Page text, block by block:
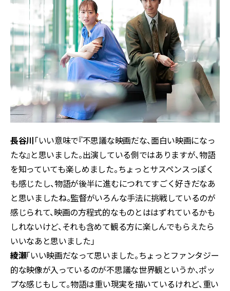
長谷川「いい意味で『不思議な映画だな、面白い映画になっ
たな』と思いました。出演している側ではありますが、物語
を知っていても楽しめました。ちょっとサスペンスっぽく
も感じたし、物語が後半に進むにつれてすごく好きだなあ
と思いましたね。監督がいろんな手法に挑戦しているのが
感じられて、映画の方程式的なものとははずれているかも
しれないけど、それも含めて観る方に楽しんでもらえたら
いいなあと思いました」
綾瀬「いい映画だなって思いました。ちょっとファンタジー
的な映像が入っているのが不思議な世界観というか、ポッ
プな感じもして――。物語は重い現実を描いているけれど、重い